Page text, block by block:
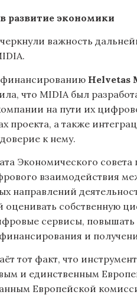
развитие экономики
важность
Helvetas
что MIDIA был
на пути их
проекта, а также
к нему.
Экономического
взаимодействия
направлений
собственную
сервисы, повышать
и
тот факт, что
и единственным
Европейской